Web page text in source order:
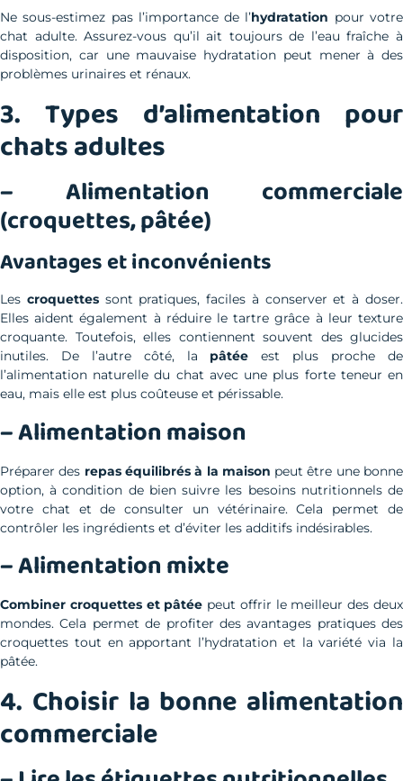
Ne sous-estimez pas l’importance de l’hydratation pour votre
chat adulte. Assurez-vous qu’il ait toujours de l’eau fraîche à
disposition, car une mauvaise hydratation peut mener à des
problèmes urinaires et rénaux.
3. Types d’alimentation pour
chats adultes
– Alimentation commerciale
(croquettes, pâtée)
Avantages et inconvénients
Les croquettessont pratiques, faciles à conserver et à doser.
Elles aident également à réduire le tartre grâce à leur texture
croquante. Toutefois, elles contiennent souvent des glucides
inutiles. De l’autre côté, la pâtéeest plus proche de
l’alimentation naturelle du chat avec une plus forte teneur en
eau, mais elle est plus coûteuse et périssable.
– Alimentation maison
Préparer des repas équilibrés à la maison peut être une bonne
option, à condition de bien suivre les besoins nutritionnels de
votre chat et de consulter un vétérinaire. Cela permet de
contrôler les ingrédients et d’éviter les additifs indésirables.
– Alimentation mixte
Combiner croquettes et pâtée peut offrir le meilleur des deux
mondes. Cela permet de profiter des avantages pratiques des
croquettes tout en apportant l’hydratation et la variété via la
pâtée.
4. Choisir la bonne alimentation
commerciale